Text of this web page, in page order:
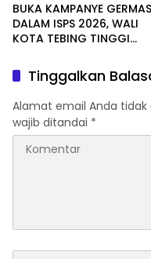
BUKA KAMPANYE GERMAS
DALAM ISPS 2026, WALI
KOTA TEBING TINGGI
STUNTING
Tinggalkan
Alamat email Anda tidak
wajib ditandai *